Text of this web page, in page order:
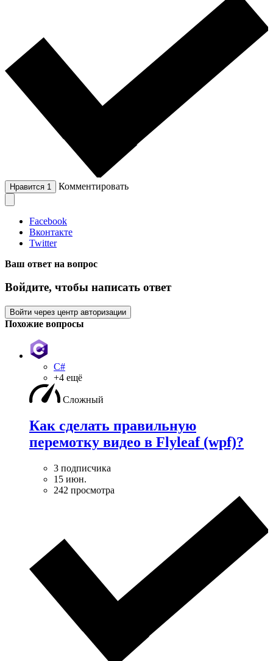
Нравится 1 Комментировать
Facebook
Вконтакте
Twitter
Ваш ответ на вопрос
Войдите, чтобы написать ответ
Войти через центр авторизации
Похожие вопросы
C#
+4 ещё
Сложный
Как сделать правильную
перемотку видео в Flyleaf (wpf)?
3 подписчика
15 июн.
242 просмотра